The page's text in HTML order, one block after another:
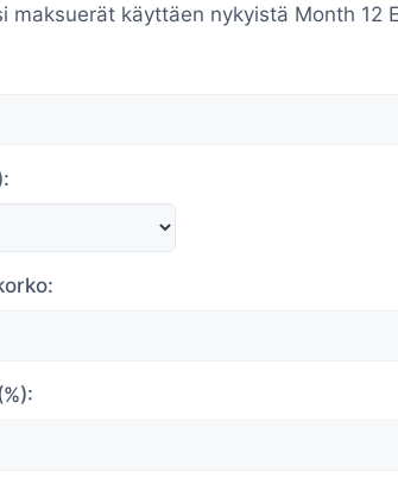
maksuerät käyttäen nykyistä Month 12